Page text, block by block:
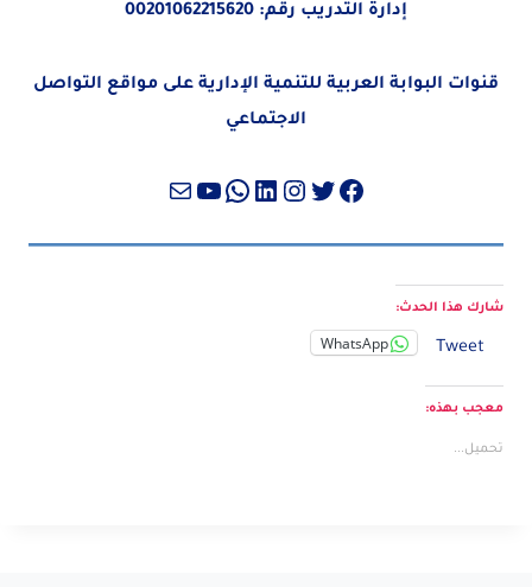
إدارة التدريب رقم: 00201062215620
قنوات البوابة العربية للتنمية الإدارية على مواقع التواصل
الاجتماعي
فيسبوك
تويترإنستجرام
لينكد إن واتساب
يوتيوب
بريد
شارك هذا الحدث:
Tweet
WhatsApp
معجب بهذه:
تحميل...